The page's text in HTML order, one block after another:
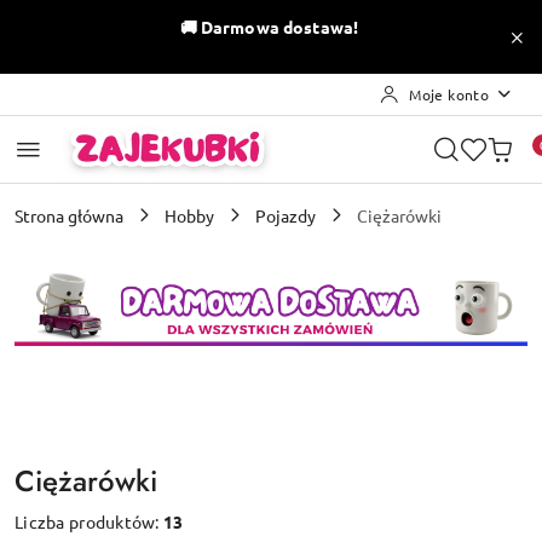
Przejdź do treści głównej
Przejdź do wyszukiwarki
Przejdź do moje konto
Przejdź do menu głównego
Przejdź do stopki
🚚 Darmowa dostawa!
Moje konto
Strona główna Hobby Pojazdy Ciężarówki
Ciężarówki
Liczba produktów: 13